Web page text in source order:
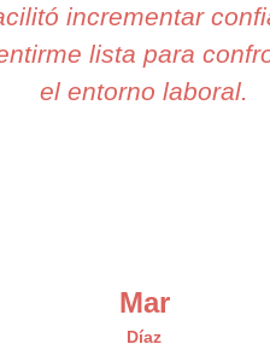
incrementar
lista para
el entorno laboral.
Mar
Díaz